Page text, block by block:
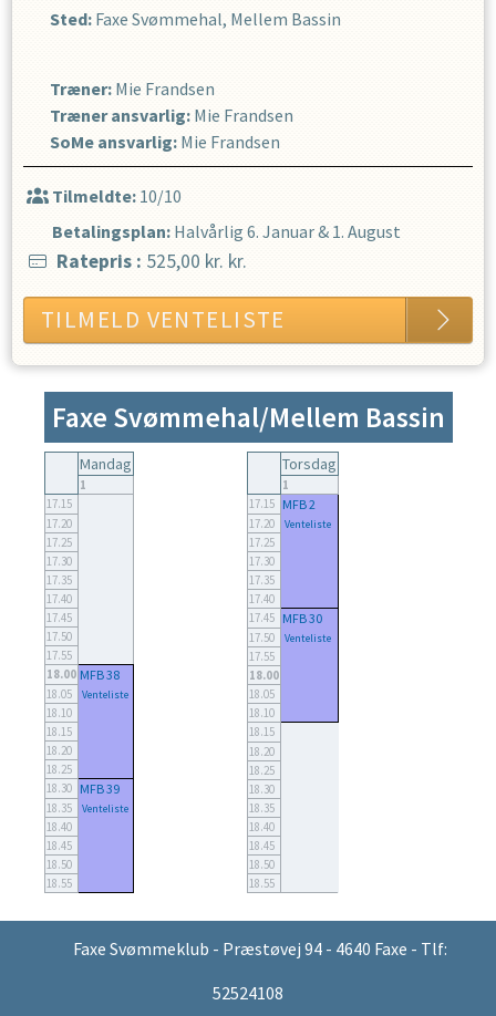
Sted: Faxe Svømmehal, Mellem Bassin
Træner: Mie Frandsen
Træner ansvarlig: Mie Frandsen
SoMe ansvarlig: Mie Frandsen
Tilmeldte:10/10
Betalingsplan: Halvårlig 6. Januar& 1. August
Ratepris : 525,00 kr. kr.
TILMELD VENTELISTE
Faxe Svømmehal/Mellem Bassin
Mandag
1
17.15
17.20
17.25
17.30
17.35
17.40
17.45
17.50
17.55
18.00 MFB 38
18.05 Venteliste
18.10
18.15
18.20
18.25
18.30
MFB 39
18.35 Venteliste
18.40
18.45
18.50
18.55
Torsdag
1
17.15
MFB 2
17.20 Venteliste
17.25
17.30
17.35
17.40
17.45
MFB 30
17.50 Venteliste
17.55
18.00
18.05
18.10
18.15
18.20
18.25
18.30
18.35
18.40
18.45
18.50
18.55
Faxe Svømmeklub - Præstøvej 94 - 4640 Faxe - Tlf:
52524108